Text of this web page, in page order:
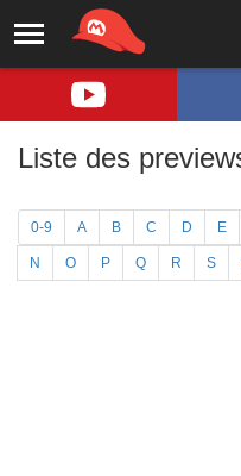
Liste des
0-9 A B C D E
N O P Q R S